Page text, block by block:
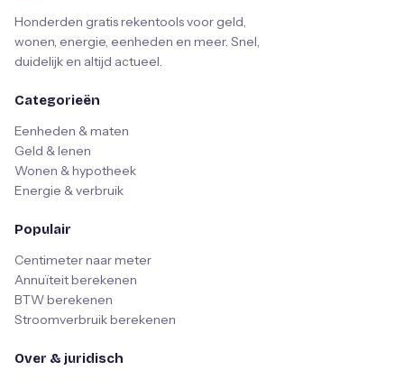
Honderden gratis rekentools voor geld,
wonen, energie, eenheden en meer. Snel,
duidelijk en altijd actueel.
Categorieën
Eenheden & maten
Geld & lenen
Wonen & hypotheek
Energie & verbruik
Populair
Centimeter naar meter
Annuïteit berekenen
BTW berekenen
Stroomverbruik berekenen
Over & juridisch